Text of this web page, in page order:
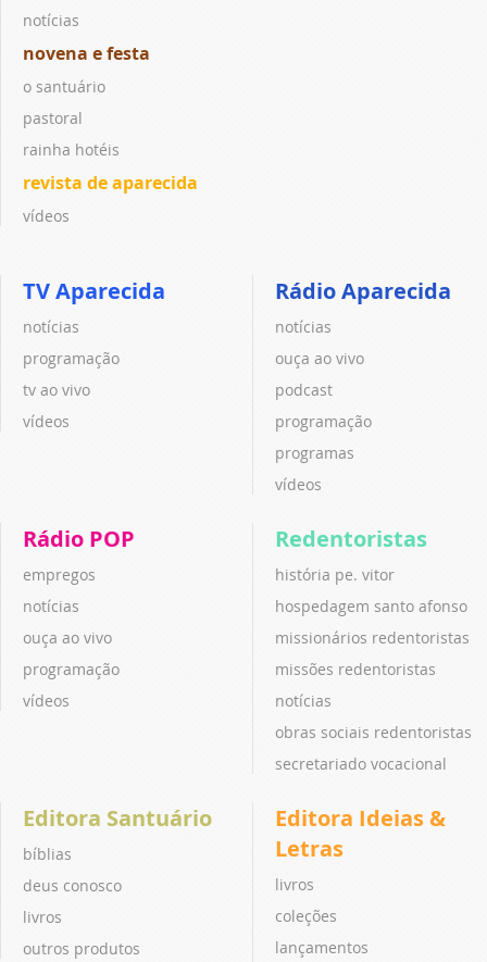
notícias
novena e festa
o santuário
pastoral
rainha hotéis
revista de aparecida
vídeos
TV Aparecida
notícias
programação
tv ao vivo
vídeos
Rádio Aparecida
notícias
ouça ao vivo
podcast
programação
programas
vídeos
Rádio POP
empregos
notícias
ouça ao vivo
programação
vídeos
Redentoristas
história pe. vitor
hospedagem santo afonso
missionários redentoristas
missões redentoristas
notícias
obras sociais redentoristas
secretariado vocacional
Editora Santuário
bíblias
deus conosco
livros
outros produtos
Editora Ideias &
Letras
livros
coleções
lançamentos